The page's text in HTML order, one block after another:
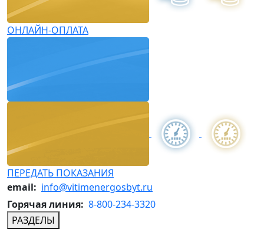
ОНЛАЙН-ОПЛАТА
ПЕРЕДАТЬ ПОКАЗАНИЯ
email: info@vitimenergosbyt.ru
Горячая линия: 8-800-234-3320
РАЗДЕЛЫ